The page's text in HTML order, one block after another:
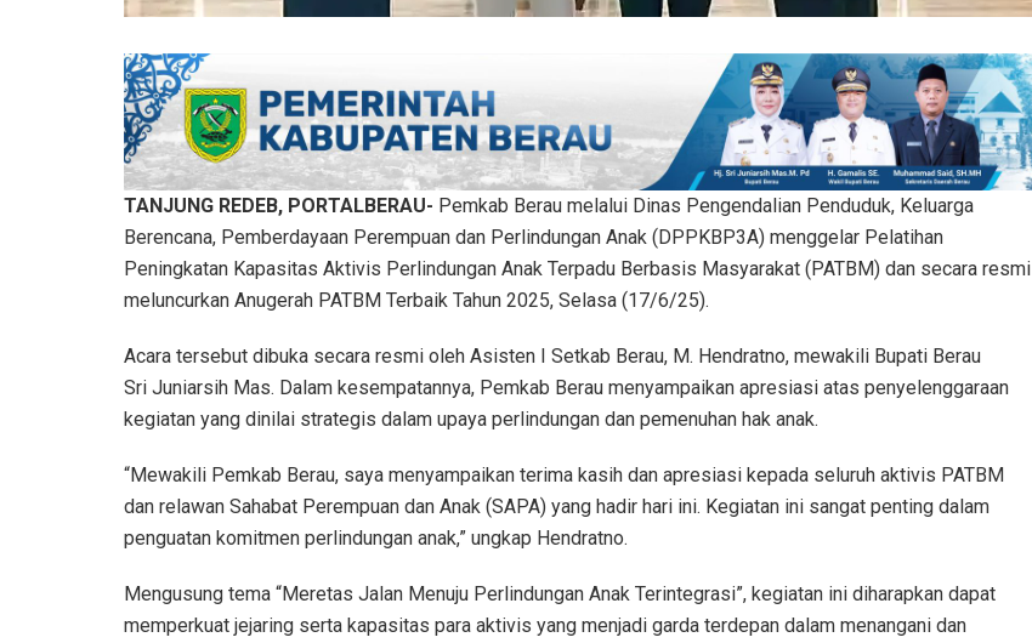
TANJUNG REDEB, PORTALBERAU- Pemkab Berau melalui Dinas Pengendalian Penduduk, Keluarga
Berencana, Pemberdayaan Perempuan dan Perlindungan Anak (DPPKBP3A) menggelar Pelatihan
Peningkatan Kapasitas Aktivis Perlindungan Anak Terpadu Berbasis Masyarakat (PATBM) dan secara resmi
meluncurkan Anugerah PATBM Terbaik Tahun 2025, Selasa (17/6/25).
Acara tersebut dibuka secara resmi oleh Asisten I Setkab Berau, M. Hendratno, mewakili Bupati Berau
Sri Juniarsih Mas. Dalam kesempatannya, Pemkab Berau menyampaikan apresiasi atas penyelenggaraan
kegiatan yang dinilai strategis dalam upaya perlindungan dan pemenuhan hak anak.
“Mewakili Pemkab Berau, saya menyampaikan terima kasih dan apresiasi kepada seluruh aktivis PATBM
dan relawan Sahabat Perempuan dan Anak (SAPA) yang hadir hari ini. Kegiatan ini sangat penting dalam
penguatan komitmen perlindungan anak,” ungkap Hendratno.
Mengusung tema “Meretas Jalan Menuju Perlindungan Anak Terintegrasi”, kegiatan ini diharapkan dapat
memperkuat jejaring serta kapasitas para aktivis yang menjadi garda terdepan dalam menangani dan